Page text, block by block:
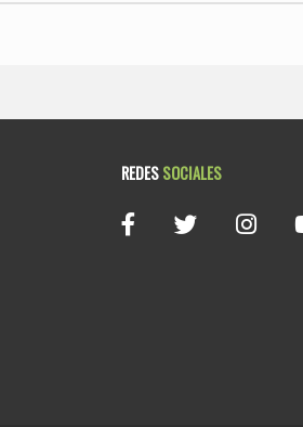
REDESSOCIALES